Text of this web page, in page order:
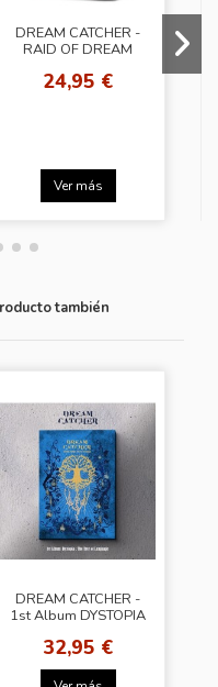
DREAM CATCHER -
RAID OF DREAM
24,95 €
Ver más
también
DREAM CATCHER -
1st Album DYSTOPIA
LANGUAGE [V Ver.]
32,95 €